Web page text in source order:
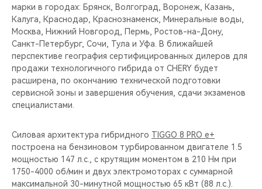
марки в городах: Брянск, Волгоград, Воронеж, Казань,
Калуга, Краснодар, Краснознаменск, Минеральные воды,
Москва, Нижний Новгород, Пермь, Ростов-на-Дону,
Санкт-Петербург, Сочи, Тула и Уфа. В ближайшей
перспективе география сертифицированных дилеров для
продажи технологичного гибрида от CHERY будет
расширена, по окончанию технической подготовки
сервисной зоны и завершения обучения, сдачи экзаменов
специалистами.
Силовая архитектура гибридного TIGGO 8 PRO e+
построена на бензиновом турбированном двигателе 1.5
мощностью 147 л.с., с крутящим моментом в 210 Нм при
1750-4000 об/мин и двух электромоторах с суммарной
максимальной 30-минутной мощностью 65 кВт (88 л.с.).